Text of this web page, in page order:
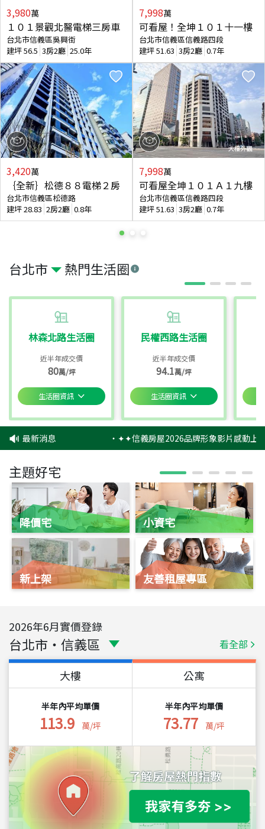
台北市 熱門生活圈
林森北路生活圈
近半年成交價
80萬/坪
生活圈資訊
民權西路生活圈
近半年成交價
94.1萬/坪
生活圈資訊
3,980萬
１０１景觀北醫電梯三房車
台北市信義區吳興街
建坪56.5 3房2廳 25.0年
3,420萬
｛全新｝松德８８電梯２房
台北市信義區松德路
建坪28.83 2房2廳 0.8年
7,998萬
可看屋！全坤１０１十一樓
台北市信義區信義路四段
建坪51.63 3房2廳 0.7年
7,998萬
可看屋全坤１０１Ａ１九樓
台北市信義區信義路四段
建坪51.63 3房2廳 0.7年
最新消息 ‧✦✦信義房屋2026品牌形象影片感動上
主題好宅
降價宅
新上架
小資宅
友善租屋專區
2026年6月實價登錄
台北市 ・ 信義區 看全部
大樓
半年內平均單價
113.9 萬/坪
公寓
半年內平均單價
73.77 萬/坪